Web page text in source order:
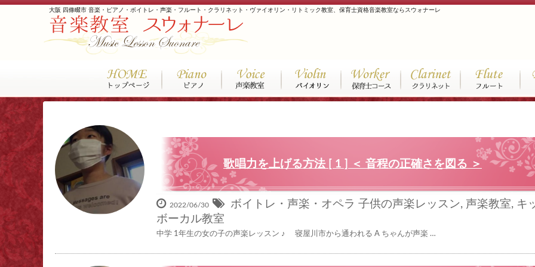
大阪 四條畷市 音楽・ピアノ・ボイトレ・声楽・フルート・クラリネット・ヴァイオリン・リトミック教室、保育士資格音楽教室ならスウォナーレ
歌唱力を上げる方法 [ 1 ] ＜ 音程の正確さを図る ＞
2022/06/30 ボイトレ・声楽・オペラ 子供の声楽レッスン, 声楽教室, キ
ボーカル教室
中学 1年生の女の子の声楽レッスン ♪ 寝屋川市から通われる A ちゃんが声楽 …